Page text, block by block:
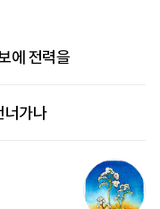
에 전력을
너가나